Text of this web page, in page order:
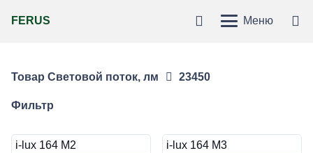
FERUS Меню
Товар Световой поток, лм 23450
Фильтр
i-lux 164 М2 i-lux 164 М3